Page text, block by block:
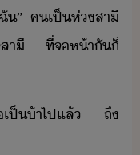
​”​ ​ค​เป็ห่​สาี​
สาี​ ​ที่​จ​ห้า​ั​็​
เป็้า​ไป​แล้​ ​ถึ​